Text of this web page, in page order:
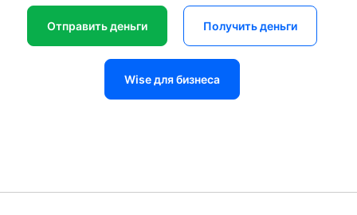
Отправить деньги Получить деньги
Wise для бизнеса